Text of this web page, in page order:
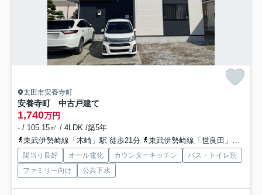
太田市安養寺町
安養寺町 中古戸建て
1,740万円
- / 105.15㎡ / 4LDK /築5年
東武伊勢崎線「木崎」駅 徒歩21分
東武伊勢崎線「世良田」駅 徒歩41分
陽当り良好 オール電化 カウンターキッチン
バス・トイレ別
ファミリー向け
公共下水